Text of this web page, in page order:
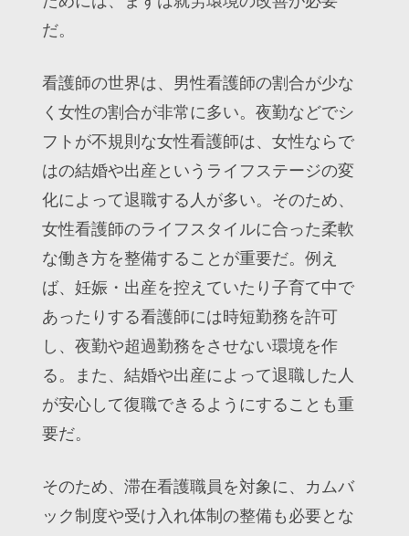
だ。
看護師の世界は、男性看護師の割合が少な
く女性の割合が非常に多い。夜勤などでシ
フトが不規則な女性看護師は、女性ならで
はの結婚や出産というライフステージの変
化によって退職する人が多い。そのため、
女性看護師のライフスタイルに合った柔軟
な働き方を整備することが重要だ。例え
ば、妊娠・出産を控えていたり子育て中で
あったりする看護師には時短勤務を許可
し、夜勤や超過勤務をさせない環境を作
る。また、結婚や出産によって退職した人
が安心して復職できるようにすることも重
要だ。
そのため、滞在看護職員を対象に、カムバ
ック制度や受け入れ体制の整備も必要とな